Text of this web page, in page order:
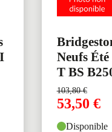
Neufs
T BS
103,80€
53,50 €
Disponible